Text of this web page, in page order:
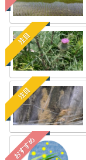
注目
注目
おすすめ